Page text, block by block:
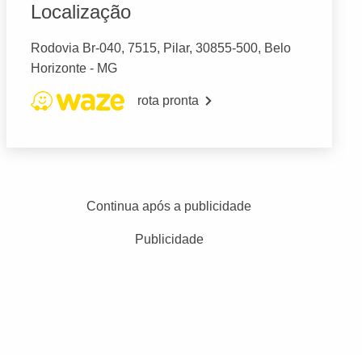
Localização
Rodovia Br-040, 7515, Pilar, 30855-500, Belo
Horizonte - MG
rota pronta
Continua após a publicidade
Publicidade